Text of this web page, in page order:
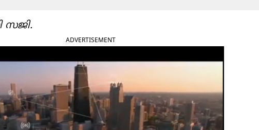
സജി.
ADVERTISEMENT